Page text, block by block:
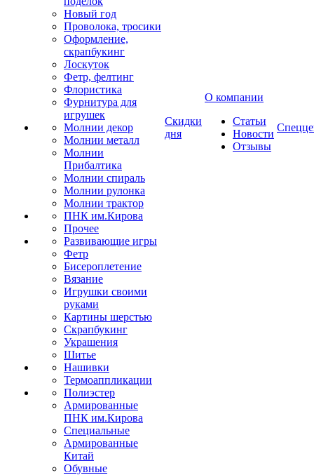
Новый год
Проволока, тросики
Оформление,
скрапбукинг
Лоскуток
Фетр, фелтинг
Флористика
Фурнитура для
игрушек
Молнии декор
Молнии металл
Молнии
Прибалтика
Молнии спираль
Молнии рулонка
Молнии трактор
ПНК им.Кирова
Прочее
Развивающие игры
Фетр
Бисероплетение
Вязание
Игрушки своими
руками
Картины шерстью
Скрапбукинг
Украшения
Шитье
Нашивки
Термоаппликации
Полиэстер
Армированные
ПНК им.Кирова
Специальные
Армированные
Китай
Обувные
Скидки
дня
О компании
Статьи
Новости
Отзывы